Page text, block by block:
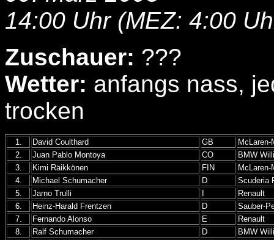
14:00 Uhr (MEZ: 4:00
Zuschauer: ???
Wetter: anfangs nass,
trocken
1. David Coulthard GB
McLaren-
2.
Juan Pablo Montoya CO
BMW
3.
Kimi Räikkönen FIN
McLaren-
4.
Michael Schumacher D
Scuderia
5.
Jarno Trulli
Renault
6.
Heinz-Harald Frentzen D
Sauber-
7.
Fernando Alonso E
Renault
8.
Ralf Schumacher D
BMW